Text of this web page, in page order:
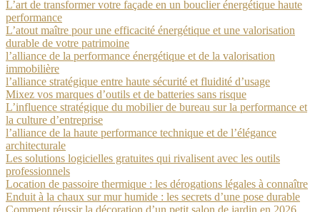
L’art de transformer votre façade en un bouclier énergétique haute
performance
L’atout maître pour une efficacité énergétique et une valorisation
durable de votre patrimoine
l’alliance de la performance énergétique et de la valorisation
immobilière
l’alliance stratégique entre haute sécurité et fluidité d’usage
Mixez vos marques d’outils et de batteries sans risque
L’influence stratégique du mobilier de bureau sur la performance et
la culture d’entreprise
l’alliance de la haute performance technique et de l’élégance
architecturale
Les solutions logicielles gratuites qui rivalisent avec les outils
professionnels
Location de passoire thermique : les dérogations légales à connaître
Enduit à la chaux sur mur humide : les secrets d’une pose durable
Comment réussir la décoration d’un petit salon de jardin en 2026